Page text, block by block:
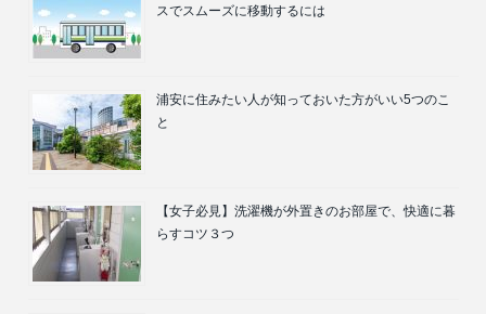
スでスムーズに移動するには
浦安に住みたい人が知っておいた方がいい5つのこ
と
【女子必見】洗濯機が外置きのお部屋で、快適に暮
らすコツ３つ